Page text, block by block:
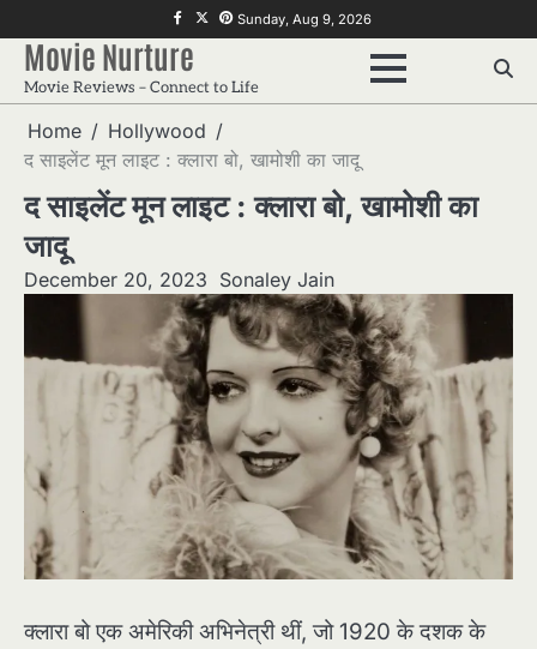
to
content
f twitterpinterest
Sunday, Aug 9, 2026
Movie Nurture
Movie Reviews – Connect to Life
Home
Hollywood
द साइलेंट मून लाइट : क्लारा बो, खामोशी का जादू
द साइलेंट मून लाइट : क्लारा बो, खामोशी का
जादू
December 20, 2023 Sonaley Jain
क्लारा बो एक अमेरिकी अभिनेत्री थीं, जो 1920 के दशक के